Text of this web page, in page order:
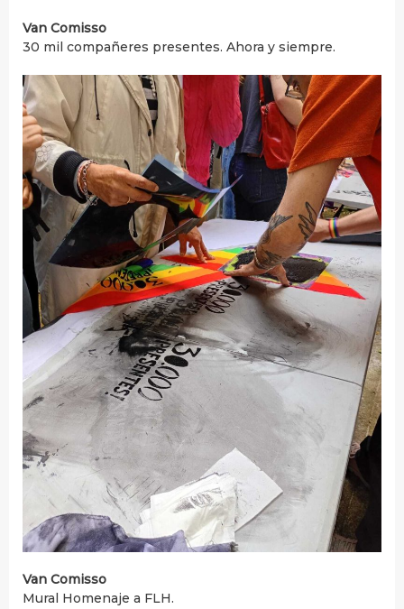
Van Comisso
30 mil compañeres presentes. Ahora y siempre.
Van Comisso
Mural Homenaje a FLH.